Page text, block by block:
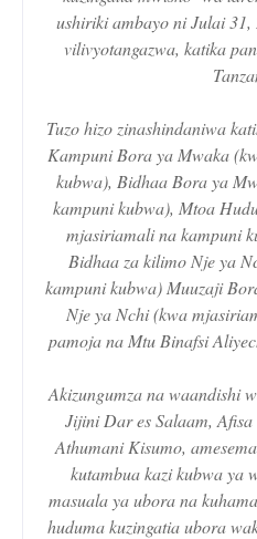
ushiriki ambayo ni Julai 31,
vilivyotangazwa, katika
Tuzo hizo zinashindaniwa
Kampuni Bora ya Mwaka
kubwa), Bidhaa Bora ya
kampuni kubwa), Mtoa
mjasiriamali na kampuni
Bidhaa za kilimo Nje ya
kampuni kubwa) Muuzaji
Nje ya Nchi (kwa
pamoja na Mtu Binafsi
Akizungumza na waandishi
Jijini Dar es Salaam,
Athumani Kisumo,
kutambua kazi kubwa ya
masuala ya ubora na
huduma kuzingatia ubora